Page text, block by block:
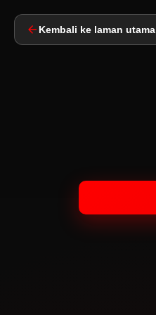
Kembali ke laman utama